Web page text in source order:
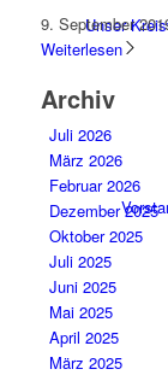
Unser
9. September
Weiterlesen
Archiv
Juli 2026
März 2026
Februar 2026
Dezember 2025
Oktober 2025
Juli 2025
Juni 2025
Mai 2025
April 2025
März 2025